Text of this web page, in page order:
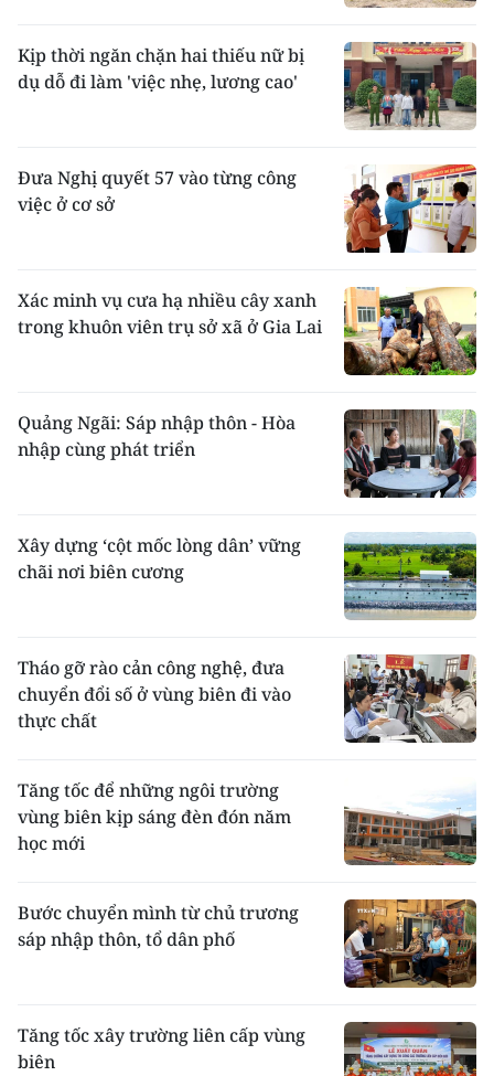
Kịp thời ngăn chặn hai thiếu nữ bị
dụ dỗ đi làm 'việc nhẹ, lương cao'
Đưa Nghị quyết 57 vào từng công
việc ở cơ sở
Xác minh vụ cưa hạ nhiều cây xanh
trong khuôn viên trụ sở xã ở Gia Lai
Quảng Ngãi: Sáp nhập thôn - Hòa
nhập cùng phát triển
Xây dựng ‘cột mốc lòng dân’ vững
chãi nơi biên cương
Tháo gỡ rào cản công nghệ, đưa
chuyển đổi số ở vùng biên đi vào
thực chất ​
Tăng tốc để những ngôi trường
vùng biên kịp sáng đèn đón năm
học mới
Bước chuyển mình từ chủ trương
sáp nhập thôn, tổ dân phố
Tăng tốc xây trường liên cấp vùng
biên